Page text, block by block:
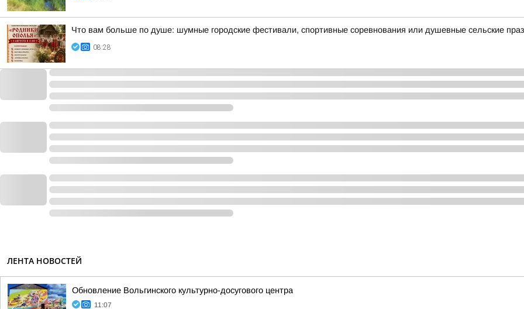
Что вам больше по душе: шумные городские фестивали, спортивные соревнования или душевные сельские
08:28
ЛЕНТА НОВОСТЕЙ
Обновление Вольгинского культурно-досугового центра
11:07